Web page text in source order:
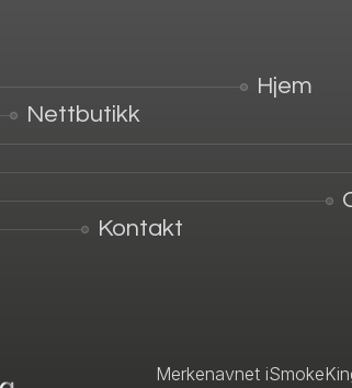
Hjem
Nettbutikk
Kontakt
Merkenavnet